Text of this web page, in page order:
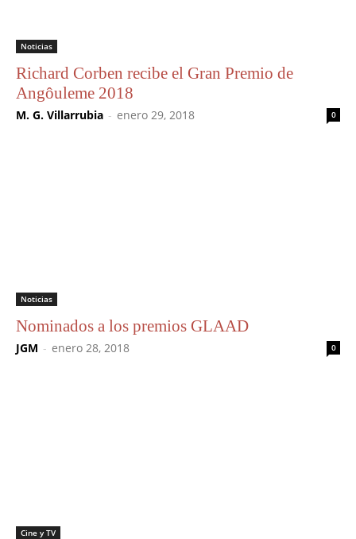
Noticias
Richard Corben recibe el Gran Premio de
Angôuleme 2018
M. G. Villarrubia - enero 29, 2018 0
Noticias
Nominados a los premios GLAAD
JGM - enero 28, 2018 0
Cine y TV